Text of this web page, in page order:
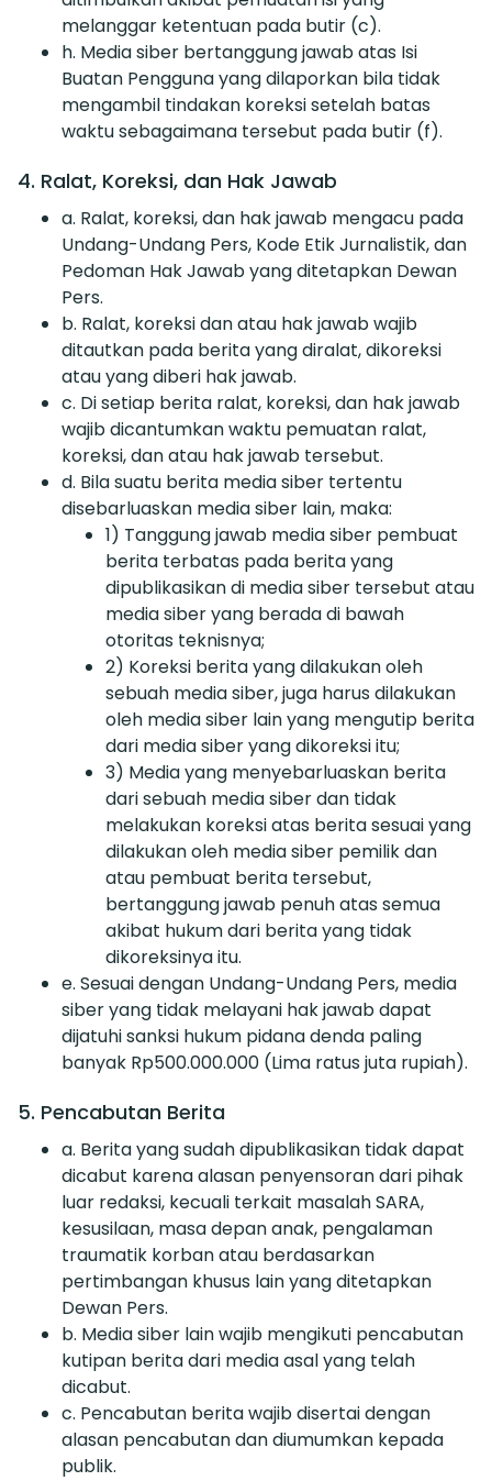
melanggar ketentuan pada butir (c).
h. Media siber bertanggung jawab atas Isi
Buatan Pengguna yang dilaporkan bila tidak
mengambil tindakan koreksi setelah batas
waktu sebagaimana tersebut pada butir (f).
4. Ralat, Koreksi, dan Hak Jawab
a. Ralat, koreksi, dan hak jawab mengacu pada
Undang-Undang Pers, Kode Etik Jurnalistik, dan
Pedoman Hak Jawab yang ditetapkan Dewan
Pers.
b. Ralat, koreksi dan atau hak jawab wajib
ditautkan pada berita yang diralat, dikoreksi
atau yang diberi hak jawab.
c. Di setiap berita ralat, koreksi, dan hak jawab
wajib dicantumkan waktu pemuatan ralat,
koreksi, dan atau hak jawab tersebut.
d. Bila suatu berita media siber tertentu
disebarluaskan media siber lain, maka:
1) Tanggung jawab media siber pembuat
berita terbatas pada berita yang
dipublikasikan di media siber tersebut atau
media siber yang berada di bawah
otoritas teknisnya;
2) Koreksi berita yang dilakukan oleh
sebuah media siber, juga harus dilakukan
oleh media siber lain yang mengutip berita
dari media siber yang dikoreksi itu;
3) Media yang menyebarluaskan berita
dari sebuah media siber dan tidak
melakukan koreksi atas berita sesuai yang
dilakukan oleh media siber pemilik dan
atau pembuat berita tersebut,
bertanggung jawab penuh atas semua
akibat hukum dari berita yang tidak
dikoreksinya itu.
e. Sesuai dengan Undang-Undang Pers, media
siber yang tidak melayani hak jawab dapat
dijatuhi sanksi hukum pidana denda paling
banyak Rp500.000.000 (Lima ratus juta rupiah).
5. Pencabutan Berita
a. Berita yang sudah dipublikasikan tidak dapat
dicabut karena alasan penyensoran dari pihak
luar redaksi, kecuali terkait masalah SARA,
kesusilaan, masa depan anak, pengalaman
traumatik korban atau berdasarkan
pertimbangan khusus lain yang ditetapkan
Dewan Pers.
b. Media siber lain wajib mengikuti pencabutan
kutipan berita dari media asal yang telah
dicabut.
c. Pencabutan berita wajib disertai dengan
alasan pencabutan dan diumumkan kepada
publik.